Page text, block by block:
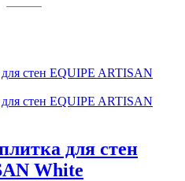
для стен
White